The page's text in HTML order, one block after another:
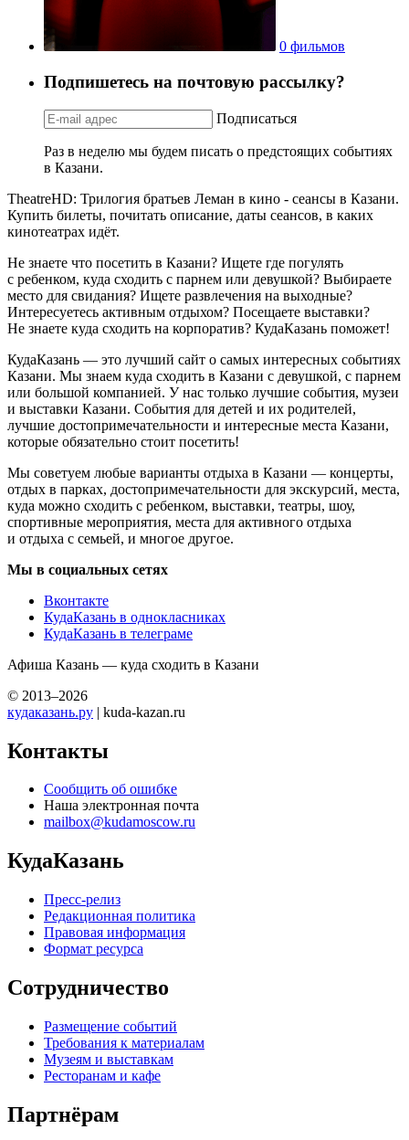
0 фильмов
Подпишетесь на почтовую рассылку?
Подписаться
Раз в неделю мы будем писать о предстоящих событиях
в Казани.
TheatreHD: Трилогия братьев Леман в кино - сеансы в Казани.
Купить билеты, почитать описание, даты сеансов, в каких
кинотеатрах идёт.
Не знаете что посетить в Казани? Ищете где погулять
с ребенком, куда сходить с парнем или девушкой? Выбираете
место для свидания? Ищете развлечения на выходные?
Интересуетесь активным отдыхом? Посещаете выставки?
Не знаете куда сходить на корпоратив? КудаКазань поможет!
КудаКазань — это лучший сайт о самых интересных событиях
Казани. Мы знаем куда сходить в Казани с девушкой, с парнем
или большой компанией. У нас только лучшие события, музеи
и выставки Казани. События для детей и их родителей,
лучшие достопримечательности и интересные места Казани,
которые обязательно стоит посетить!
Мы советуем любые варианты отдыха в Казани — концерты,
отдых в парках, достопримечательности для экскурсий, места,
куда можно сходить с ребенком, выставки, театры, шоу,
спортивные мероприятия, места для активного отдыха
и отдыха с семьей, и многое другое.
Мы в социальных сетях
Вконтакте
КудаКазань в однокласниках
КудаКазань в телеграме
Афиша Казань — куда сходить в Казани
© 2013–2026
кудаказань.ру | kuda-kazan.ru
Контакты
Сообщить об ошибке
Наша электронная почта
mailbox@kudamoscow.ru
КудаКазань
Пресс-релиз
Редакционная политика
Правовая информация
Формат ресурса
Сотрудничество
Размещение событий
Требования к материалам
Музеям и выставкам
Ресторанам и кафе
Партнёрам